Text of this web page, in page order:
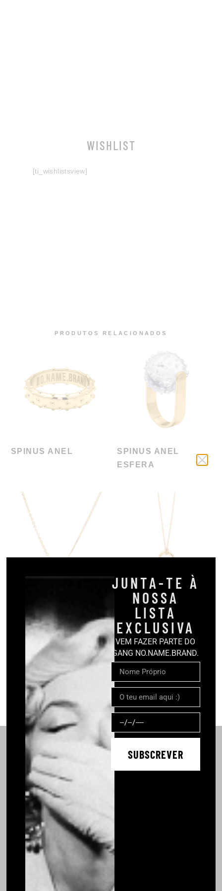
WISHLIST
[ti_wishlistsview]
PRODUTOS RELACIONADOS​
SPINUS ANEL
SPINUS ANEL
ESFERA
SPINUS COLAR
CONTACTOS
GUIA TAMANHOS
CUIDADOS
CERTIFICAÇÃO
TROCAS E DEVOLUÇÕES
ENCOMENDAS E PAGAMENTOS
GARANTIAS E REPARAÇÕES
ENVIOS
TERMOS E CONDIÇÕES
POLÍTICA DE PRIVACIDADE
POLÍTICA DE COOKIES
JUNTA-TE À
NOSSA
LISTA
EXCLUSIVA
VEM FAZER PARTE DO
GANG NO.NAME.BRAND.
SUBSCREVER